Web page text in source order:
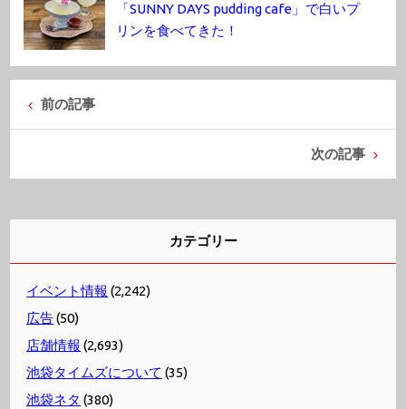
「SUNNY DAYS pudding cafe」で白いプ
リンを食べてきた！
前の記事
次の記事
カテゴリー
イベント情報 (2,242)
広告(50)
店舗情報 (2,693)
池袋タイムズについて (35)
池袋ネタ (380)